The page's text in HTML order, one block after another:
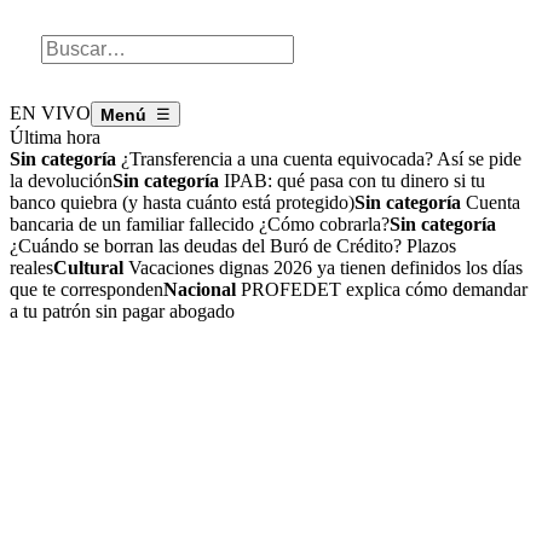
EN VIVO ☰
Última hora
Sin categoría ¿Transferencia a una cuenta equivocada? Así se pide
la devoluciónSin categoría IPAB: qué pasa con tu dinero si tu
banco quiebra (y hasta cuánto está protegido)Sin categoría Cuenta
bancaria de un familiar fallecido ¿Cómo cobrarla?Sin categoría
¿Cuándo se borran las deudas del Buró de Crédito? Plazos
realesCultural Vacaciones dignas 2026 ya tienen definidos los días
que te correspondenNacional PROFEDET explica cómo demandar
a tu patrón sin pagar abogado